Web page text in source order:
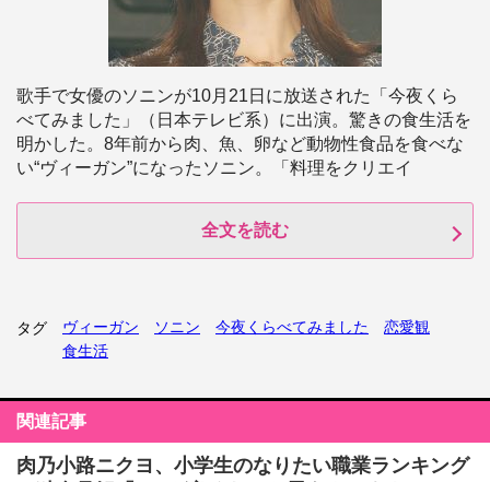
歌手で女優のソニンが10月21日に放送された「今夜くら
べてみました」（日本テレビ系）に出演。驚きの食生活を
明かした。8年前から肉、魚、卵など動物性食品を食べな
い“ヴィーガン”になったソニン。「料理をクリエイ
全文を読む
タグ ヴィーガン ソニン 今夜くらべてみました
恋愛観
食生活
関連記事
肉乃小路ニクヨ、小学生のなりたい職業ランキング